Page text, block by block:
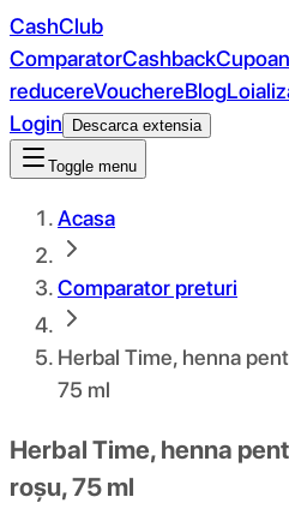
CashClub
ComparatorCashback
reducereVouchereBlog
Login
Descarca extensia
Toggle menu
Acasa
Comparator preturi
Herbal Time, henna
75 ml
Herbal Time, henna
roșu, 75 ml